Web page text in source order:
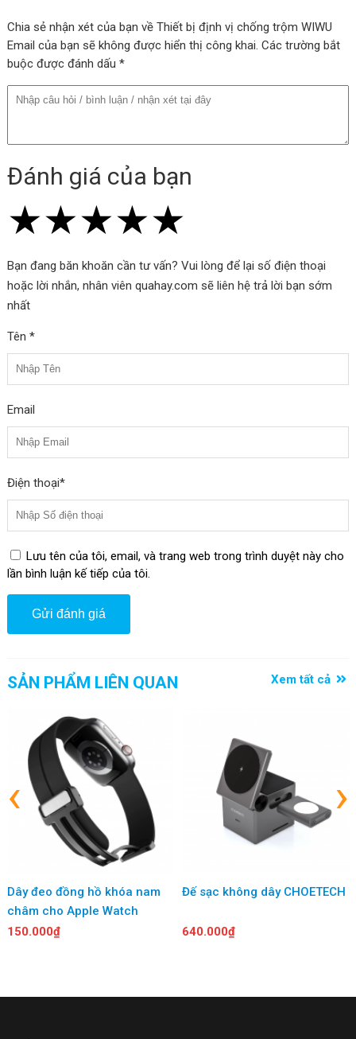
Tính Năng Nổi Bật:
- Định Vị Nhanh Chóng & Chính Xác: Kết nối đơn giản với iPhone
hoặc iPad - iTag cần được xác định bằng ứng dụng Apple Find My
bản iOS, iPadOS, hoặc macOS mới nhất.
- Khoảng cách tìm kiếm qua Bluetooth là khoảng 30-50 mét trong
- Thời Gian Làm Việc Lâu Dài & Bền Bỉ: iTAG WT-01 có thể hoạt
và sử dụng trong thời gian dài.
- Được chứng nhận bởi Apple Find My - WiWU iTag WT - 01 là đối
tác Đáng Tin Cậy, giúp Bảo Vệ Tài Sản Quan Trọng, Thú Cưng và
cả người Thân Yêu của bạn mọi lúc mọi nơi.
của bạn, iTag WT-01 sẽ tự động phát ra cảnh báo, giúp bạn dễ
dàng tìm lại trong thời gian ngắn nhất.
Bạn luôn quan tâm đến sự An Toàn và Bảo Vệ cho những Người
Thân Yêu và những vật dụng tài sản Quan Trọng của mình? Hãy
Dàng và Hiệu Quả. Với công nghệ định vị Tiên Tiến, iTag WT-01
không chỉ là một thiết bị định vị thông minh mà còn là một người
Chia sẻ nhận xét của bạn về Thiết bị định vị chống trộm WIWU
Email của bạn sẽ không được hiển thị công khai. Các trường bắt
buộc được đánh dấu *
Đánh giá của bạn
★
★★
★★★
★★★★
★★★★★
Bạn đang băn khoăn cần tư vấn? Vui lòng để lại số điện thoại
hoặc lời nhắn, nhân viên quahay.com sẽ liên hệ trả lời bạn sớm
nhất
Tên *
Email
Điện thoại*
Lưu tên của tôi, email, và trang web trong trình duyệt này cho
lần bình luận kế tiếp của tôi.
SẢN PHẨM LIÊN QUAN Xem tất cả
Dây đeo đồng hồ khóa nam
châm cho Apple Watch
150.000₫
Đế sạc không dây CHOETECH
640.000₫
‹ ›